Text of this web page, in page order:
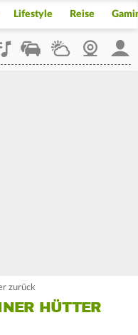
Lifestyle Reise
StaupilotWetterWebcam
zurück
HÜTTER